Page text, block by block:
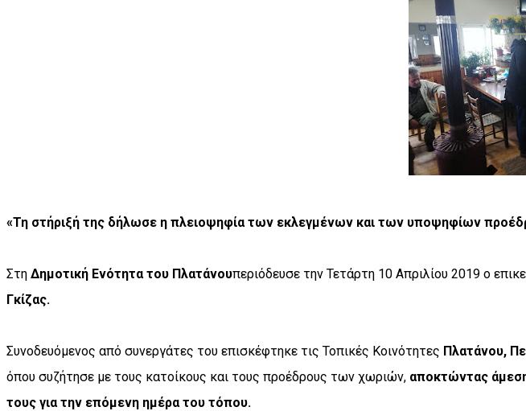
«Τη στήριξή της δήλωσε η πλειοψηφία των εκλεγμένων και των υποψηφίων
Στη Δημοτική Ενότητα του Πλατάνουπεριόδευσε την Τετάρτη 10 Απριλίου 2019 ο
Γκίζας.
Συνοδευόμενος από συνεργάτες του επισκέφτηκε τις Τοπικές Κοινότητες Πλατάνου,
όπου συζήτησε με τους κατοίκους και τους προέδρους των χωριών, αποκτώντας
τους για την επόμενη ημέρα του τόπου.